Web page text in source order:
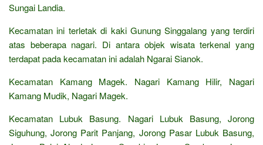
Sungai Landia.
Kecamatan ini terletak di kaki Gunung Singgalang yang terdiri
atas beberapa nagari. Di antara objek wisata terkenal yang
terdapat pada kecamatan ini adalah Ngarai Sianok.
Kecamatan Kamang Magek. Nagari Kamang Hilir, Nagari
Kamang Mudik, Nagari Magek.
Kecamatan Lubuk Basung. Nagari Lubuk Basung, Jorong
Siguhung, Jorong Parit Panjang, Jorong Pasar Lubuk Basung,